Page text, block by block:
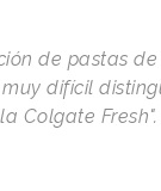
de pastas
muy difícil
Colgate Fresh".